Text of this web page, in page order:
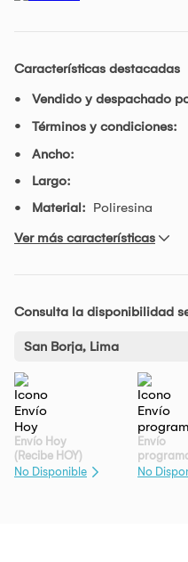
Características destacadas
Vendido y despachado
Términos y condiciones:
Ancho:
Largo:
Material: Poliresina
Ver más características
Consulta la disponibilidad
San Borja, Lima
Envío Hoy
(Recibe HOY)
No Disponible
Envío
No